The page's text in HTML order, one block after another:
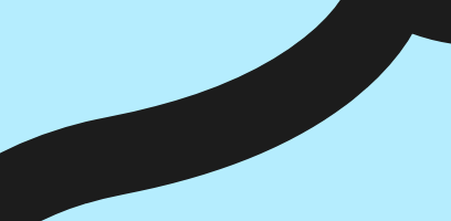
איזה פורמט בא לך?
דיגיטלי
₪ מחיר קודם:
במבצע עד:31/08/2026
₪37
מחיר על הספר: ₪